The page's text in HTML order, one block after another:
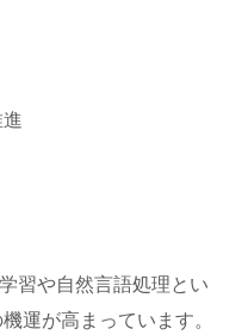
進
習や自然言語処理とい
運が高まっています。